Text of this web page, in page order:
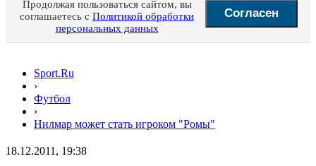
Продолжая пользоваться сайтом, вы
соглашаетесь с Политикой обработки
персональных данных
Согласен
Sport.Ru
›
Футбол
›
Нилмар может стать игроком "Ромы"
18.12.2011, 19:38